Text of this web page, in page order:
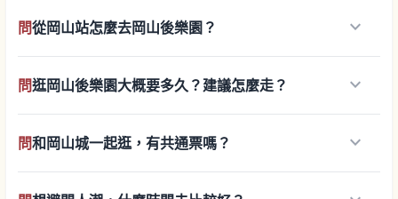
問從岡山站怎麼去岡山後樂園？ keyboard_arrow_down
問逛岡山後樂園大概要多久？建議怎麼走？ keyboard_arrow_down
問和岡山城一起逛，有共通票嗎？ keyboard_arrow_down